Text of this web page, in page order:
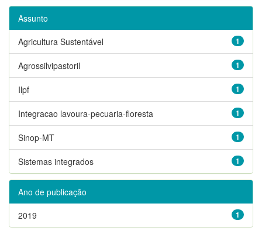
Assunto
1
Agricultura Sustentável
1
Agrossilvipastoril
1
Ilpf
1
Integracao lavoura-pecuaria-floresta
1
Sinop-MT
1
Sistemas integrados
Ano de publicação
1
2019